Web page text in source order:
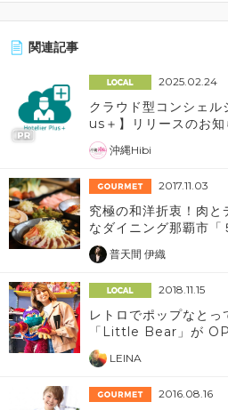
関連記事
2025.02.24
クラウド型コンシェ
us＋】リリースのお知
沖縄Hibi
2017.11.03
究極の和洋折衷！肉
なダイニング那覇市「
普天間 伊織
2018.11.15
レトロでポップなと
「Little Bear」が
LEINA
2016.08.16